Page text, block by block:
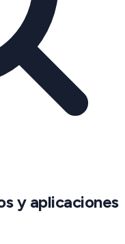
y aplicaciones